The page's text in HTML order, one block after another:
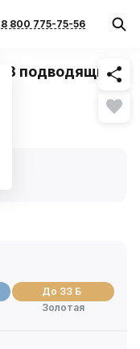
8 800 775-75-56Похожие
подводящий
До 33 Б
Золотая